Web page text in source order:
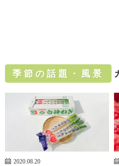
季節の話題・風景
2020.08.20